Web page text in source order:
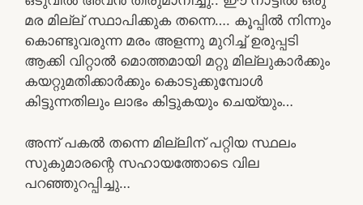
മര മില്ല് സ്ഥാപിക്കുക തന്നെ…. കൂപ്പിൽ നിന്നും
കൊണ്ടുവരുന്ന മരം അളന്നു മുറിച്ച് ഉരുപ്പടി
ആക്കി വിറ്റാൽ മൊത്തമായി മറ്റു മില്ലുകാർക്കും
കയറ്റുമതിക്കാർക്കും കൊടുക്കുമ്പോൾ
കിട്ടുന്നതിലും ലാഭം കിട്ടുകയും ചെയ്യും…
അന്ന് പകൽ തന്നെ മില്ലിന് പറ്റിയ സ്ഥലം
സുകുമാരന്റെ സഹായത്തോടെ വില
പറഞ്ഞുറപ്പിച്ചു…